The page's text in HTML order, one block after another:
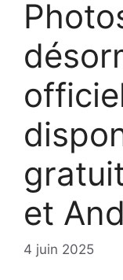
et
4 juin 2025